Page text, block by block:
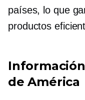
países, lo que
productos
de América